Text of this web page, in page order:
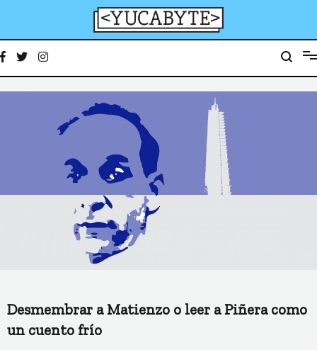
YucaByte
Desmembrar a Matienzo o leer a Piñera como
un cuento frío